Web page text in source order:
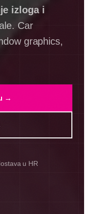
izloga i
Car
graphics,
→
u HR